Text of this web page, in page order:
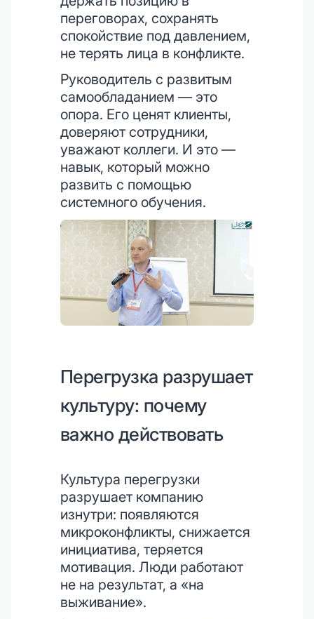
переговорах, сохранять
спокойствие под давлением,
не терять лица в конфликте.
Руководитель с развитым
самообладанием — это
опора. Его ценят клиенты,
доверяют сотрудники,
уважают коллеги. И это —
навык, который можно
развить с помощью
системного обучения.
Перегрузка разрушает
культуру: почему
важно действовать
Культура перегрузки
разрушает компанию
изнутри: появляются
микроконфликты, снижается
инициатива, теряется
мотивация. Люди работают
не на результат, а «на
выживание».